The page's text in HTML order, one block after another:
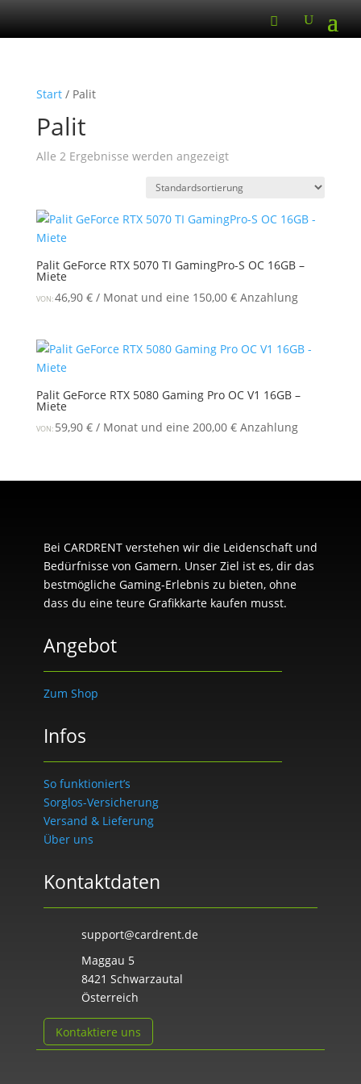
Start/ Palit
Palit
Alle 2 Ergebnisse werden angezeigt
Palit GeForce RTX 5070 TI GamingPro-S OC 16GB –
Miete
VON:46,90 € / Monat und eine 150,00 €Anzahlung
Palit GeForce RTX 5080 Gaming Pro OC V1 16GB –
Miete
VON: 59,90 € / Monat und eine 200,00 €Anzahlung
Bei CARDRENT verstehen wir die Leidenschaft und
Bedürfnisse von Gamern. Unser Ziel ist es, dir das
bestmögliche Gaming-Erlebnis zu bieten, ohne
dass du eine teure Grafikkarte kaufen musst.
Angebot
Zum Shop
Infos
So funktioniert’s
Sorglos-Versicherung
Versand & Lieferung
Über uns
Kontaktdaten
support@cardrent.de
Maggau 5
8421 Schwarzautal
Österreich
Kontaktiere uns